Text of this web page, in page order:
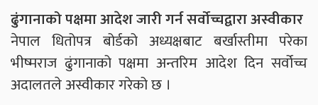
ढुंगानाको पक्षमा आदेश जारी गर्न सर्वोच्चद्वारा अस्वीकार
नेपाल धितोपत्र बोर्डको अध्यक्षबाट बर्खास्तीमा परेका
भीष्मराज ढुंगानाको पक्षमा अन्तरिम आदेश दिन सर्वोच्च
अदालतले अस्वीकार गरेको छ ।